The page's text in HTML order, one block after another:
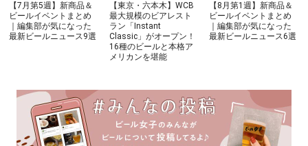
【7月第5週】新商品＆
ビールイベントまとめ
｜編集部が気になった
最新ビールニュース9選
【東京・六本木】WCB
最大規模のビアレスト
ラン「Instant
Classic」がオープン！
16種のビールと本格ア
メリカンを堪能
【8月第1週】新商品＆
ビールイベントまとめ
｜編集部が気になった
最新ビールニュース6選